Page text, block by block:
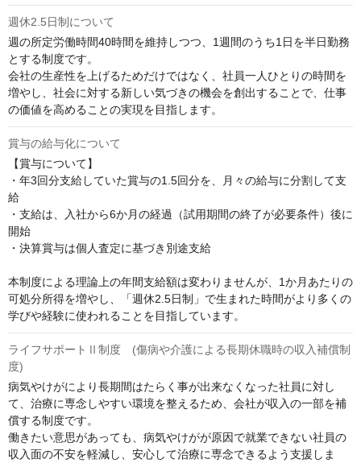
週休2.5日制について
週の所定労働時間40時間を維持しつつ、1週間のうち1日を半日勤務
とする制度です。
会社の生産性を上げるためだけではなく、社員一人ひとりの時間を
増やし、社会に対する新しい気づきの機会を創出することで、仕事
の価値を高めることの実現を目指します。
賞与の給与化について
【賞与について】
・年3回分支給していた賞与の1.5回分を、月々の給与に分割して支
給
・支給は、入社から6か月の経過（試用期間の終了が必要条件）後に
開始
・決算賞与は個人査定に基づき別途支給
本制度による理論上の年間支給額は変わりませんが、1か月あたりの
可処分所得を増やし、「週休2.5日制」で生まれた時間がより多くの
学びや経験に使われることを目指しています。
ライフサポートⅡ制度 (傷病や介護による長期休職時の収入補償制
度)
病気やけがにより長期間はたらく事が出来なくなった社員に対し
て、治療に専念しやすい環境を整えるため、会社が収入の一部を補
償する制度です。
働きたい意思があっても、病気やけがが原因で就業できない社員の
収入面の不安を軽減し、安心して治療に専念できるよう支援しま